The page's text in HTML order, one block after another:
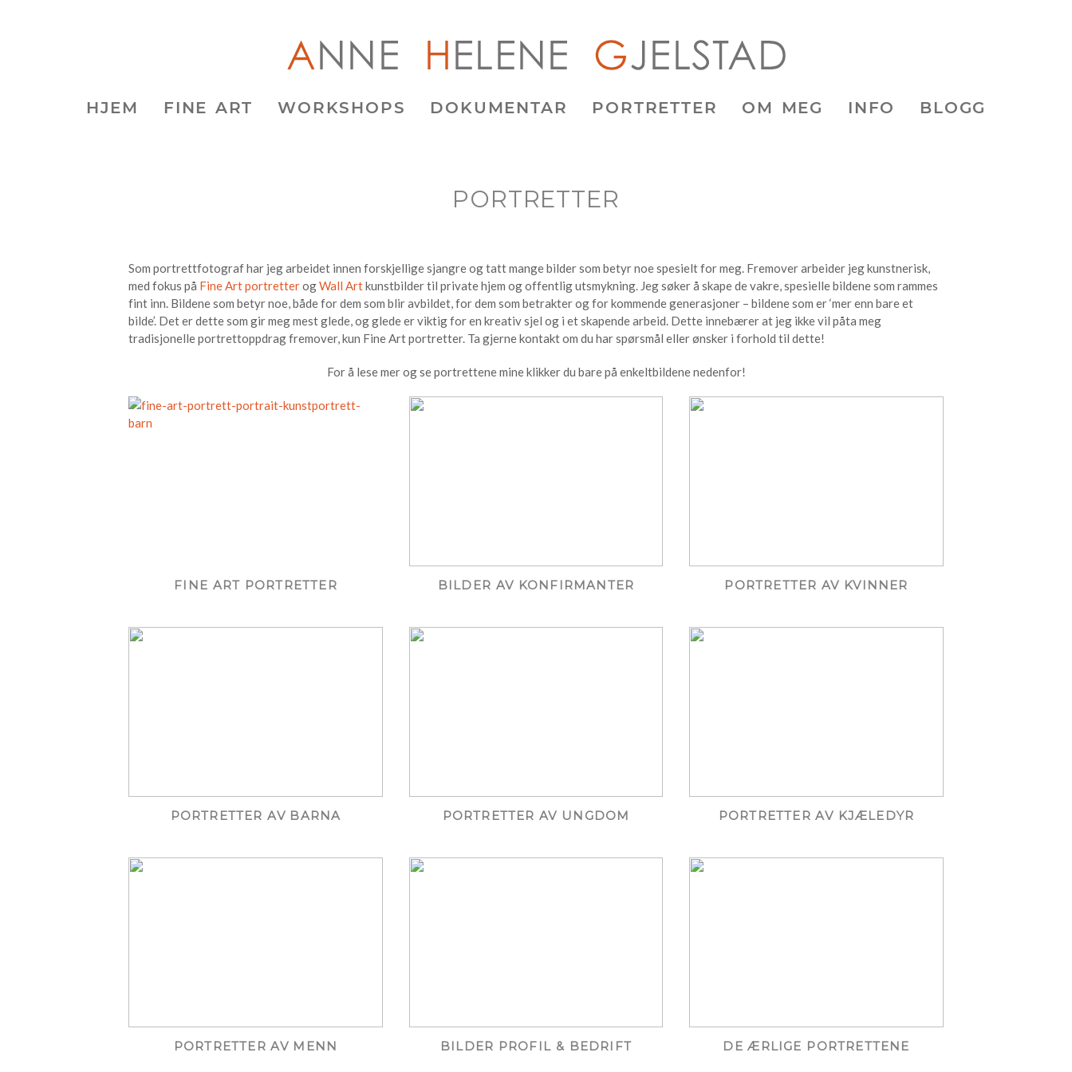
HJEM FINE ART WORKSHOPS DOKUMENTAR PORTRETTER OM MEG INFO BLOGG
PORTRETTER
Som portrettfotograf har jeg arbeidet innen forskjellige sjangre og tatt mange bilder som betyr noe spesielt for meg. Fremover arbeider jeg kunstnerisk,
med fokus på Fine Art portretterogWall Artkunstbilder til private hjem og offentlig utsmykning. Jeg søker å skape de vakre, spesielle bildene som rammes
fint inn. Bildene som betyr noe, både for dem som blir avbildet, for dem som betrakter og for kommende generasjoner – bildene som er ‘mer enn bare et
bilde’. Det er dette som gir meg mest glede, og glede er viktig for en kreativ sjel og i et skapende arbeid. Dette innebærer at jeg ikke vil påta meg
tradisjonelle portrettoppdrag fremover, kun Fine Art portretter. Ta gjerne kontakt om du har spørsmål eller ønsker i forhold til dette!
For å lese mer og se portrettene mine klikker du bare på enkeltbildene nedenfor!
FINE ART PORTRETTER BILDER AV KONFIRMANTER PORTRETTER AV KVINNER
PORTRETTER AV BARNA PORTRETTER AV UNGDOM PORTRETTER AV KJÆLEDYR
PORTRETTER AV MENN BILDER PROFIL & BEDRIFT DE ÆRLIGE PORTRETTENE